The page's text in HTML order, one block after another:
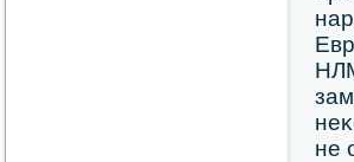
не